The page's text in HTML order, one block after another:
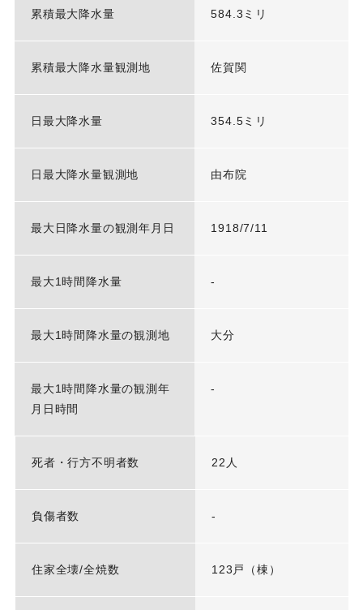
累積最大降水量 584.3ミリ
累積最大降水量観測地 佐賀関
日最大降水量 354.5ミリ
日最大降水量観測地 由布院
最大日降水量の観測年月日 1918/7/11
最大1時間降水量 -
最大1時間降水量の観測地 大分
最大1時間降水量の観測年
月日時間
-
死者・行方不明者数 22人
負傷者数 -
住家全壊/全焼数 123戸（棟）